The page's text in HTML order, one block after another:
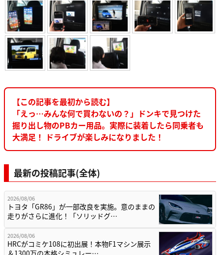
【この記事を最初から読む】
「えっ…みんな何で買わないの？」ドンキで見つけた
掘り出し物のPBカー用品。実際に装着したら同乗者も
大満足！ ドライブが楽しみになりました！
最新の投稿記事(全体)
2026/08/06
トヨタ「GR86」が一部改良を実施。意のままの
走りがさらに進化！「ソリッドグ…
2026/08/06
HRCがコミケ108に初出展！本物F1マシン展示